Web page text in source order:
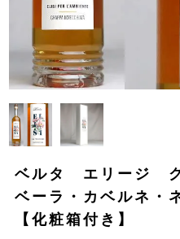
ベルタ エリージ
ベーラ・カベルネ
【化粧箱付き】